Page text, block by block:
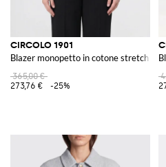
CIRCOLO 1901
Blazer monopetto in cotone stretch
365,00 €
273,76 €
-25%